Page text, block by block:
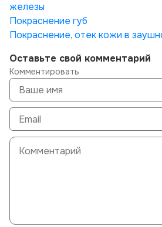
железы
Покраснение губ
Покраснение, отек кожи в
Оставьте свой комментарий
Комментировать